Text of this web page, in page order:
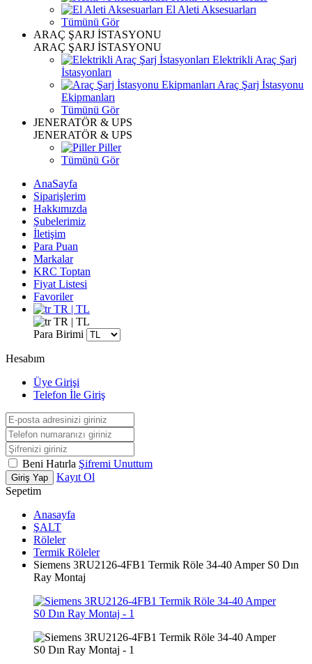
El Aleti Aksesuarları
Tümünü Gör
ARAÇ ŞARJ İSTASYONU
ARAÇ ŞARJ İSTASYONU
Elektrikli Araç Şarj
İstasyonları
Araç Şarj İstasyonu
Ekipmanları
Tümünü Gör
JENERATÖR & UPS
JENERATÖR & UPS
Piller
Tümünü Gör
AnaSayfa
Siparişlerim
Hakkımızda
Şubelerimiz
İletişim
Para Puan
Markalar
KRC Toptan
Fiyat Listesi
Favoriler
TR | TL
TR | TL
Para Birimi
Hesabım
Üye Girişi
Telefon İle Giriş
Beni Hatırla Şifremi Unuttum
Giriş Yap
Kayıt Ol
Sepetim
Anasayfa
ŞALT
Röleler
Termik Röleler
Siemens 3RU2126-4FB1 Termik Röle 34-40 Amper S0 Dın
Ray Montaj